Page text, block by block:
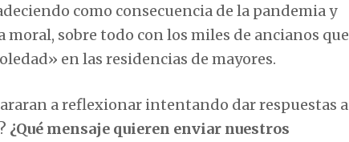
como consecuencia de la pandemia y
sobre todo con los miles de ancianos que
en las residencias de mayores.
a reflexionar intentando dar respuestas a
¿Qué mensaje quieren enviar nuestros